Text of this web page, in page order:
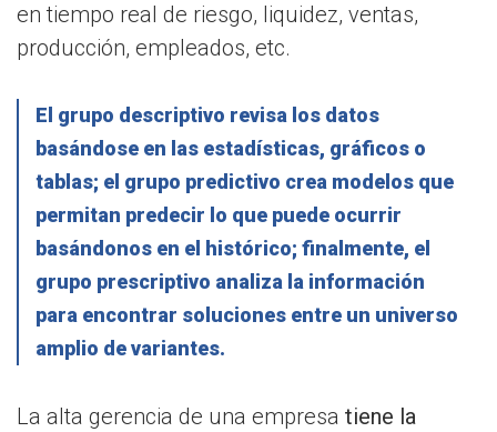
en tiempo real de riesgo, liquidez, ventas,
producción, empleados, etc.
El grupo descriptivo revisa los datos
basándose en las estadísticas, gráficos o
tablas; el grupo predictivo crea modelos que
permitan predecir lo que puede ocurrir
basándonos en el histórico; finalmente, el
grupo prescriptivo analiza la información
para encontrar soluciones entre un universo
amplio de variantes.
La alta gerencia de una empresa tiene la